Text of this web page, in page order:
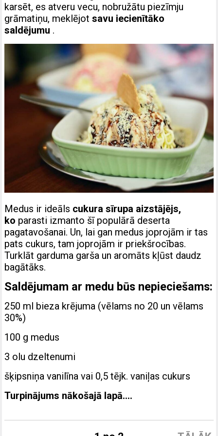
karsēt, es atveru vecu, nobružātu piezīmju
grāmatiņu, meklējotsavu iecienītāko
saldējumu .
Medus ir ideāls cukura sīrupa aizstājējs,
ko parasti izmanto šī populārā deserta
pagatavošanai. Un, lai gan medus joprojām ir tas
pats cukurs, tam joprojām ir priekšrocības.
Turklāt garduma garša un aromāts kļūst daudz
bagātāks.
Saldējumam ar medu būs nepieciešams:
250 ml bieza krējuma (vēlams no 20 un vēlams
30%)
100 g medus
3 olu dzeltenumi
šķipsniņa vanilīna vai 0,5 tējk. vaniļas cukurs
Turpinājums nākošajā lapā….